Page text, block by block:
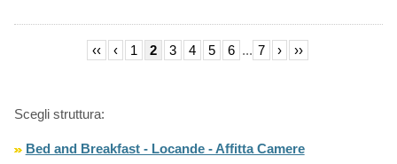
‹‹ ‹ 1 2 3 4 5 6 ... 7 › ››
Scegli struttura:
Bed and Breakfast - Locande - Affitta Camere